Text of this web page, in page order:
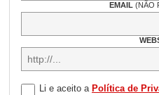
EMAIL(NÃO
Li e aceito a Política de